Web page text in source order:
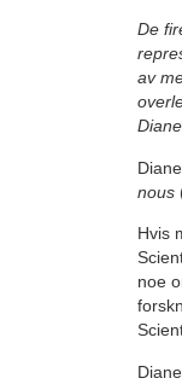
De
av
nous
Hvis
noe